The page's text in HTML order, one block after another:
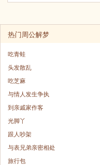
热门周公解梦
吃青蛙
头发散乱
吃芝麻
与情人发生争执
到亲戚家作客
光脚丫
跟人吵架
与表兄弟亲密相处
旅行包